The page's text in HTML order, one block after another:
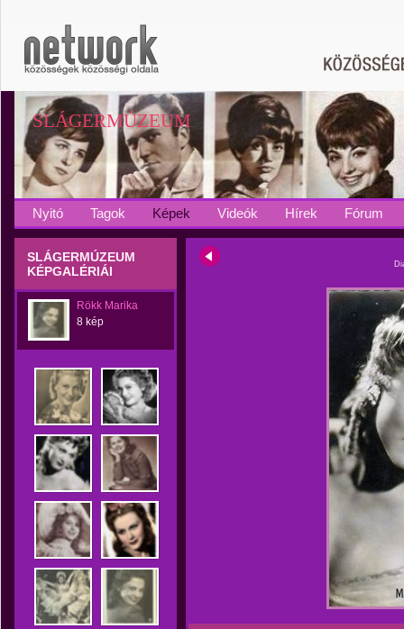
SLÁGERMÚZEUM
Nyitó Tagok Képek Videók Hírek Fórum
SLÁGERMÚZEUM
KÉPGALÉRIÁI
Rökk Marika
8 kép